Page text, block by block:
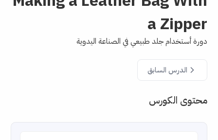
a Zipper
دورة أستخدام جلد طبيعي في الصناعة اليدوية
الدرس السابق
محتوى الكورس